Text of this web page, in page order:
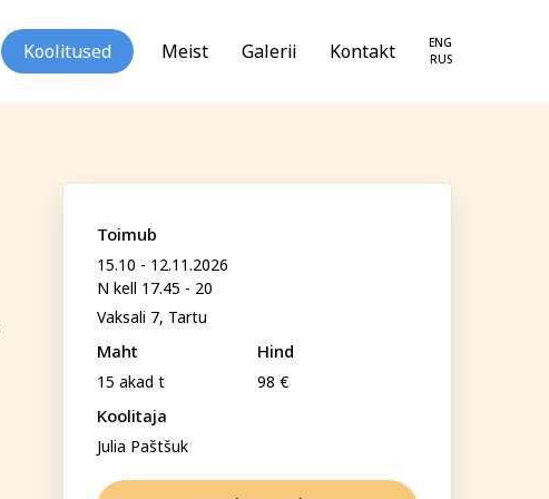
Koolitused Meist Galerii Kontakt
ENG
RUS
Psühholoogia ja
eneseareng
Toimub
15.10 - 12.11.2026
N kell 17.45 - 20
Vaksali 7, Tartu
Maht
15 akad t
Hind
98 €
Koolitaja
Julia Paštšuk